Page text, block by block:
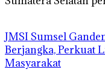
JMSI Sumsel
Berjangka, Perkuat
Masyarakat